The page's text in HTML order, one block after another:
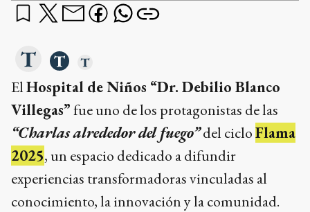
ElHospital de Niños “Dr. Debilio Blanco
Villegas”fue uno de los protagonistas de las
“Charlas alrededor del fuego”del cicloFlama
2025, un espacio dedicado a difundir
experiencias transformadoras vinculadas al
conocimiento, la innovación y la comunidad.